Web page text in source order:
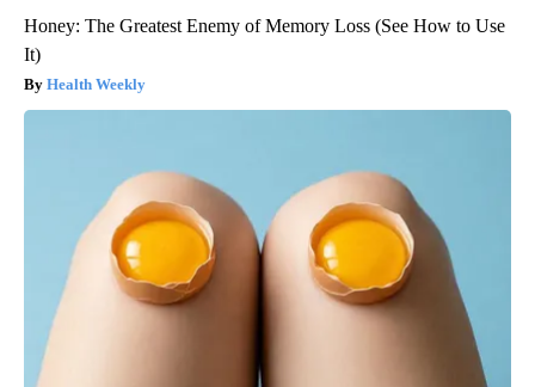
Honey: The Greatest Enemy of Memory Loss (See How to Use
It)
Health Weekly